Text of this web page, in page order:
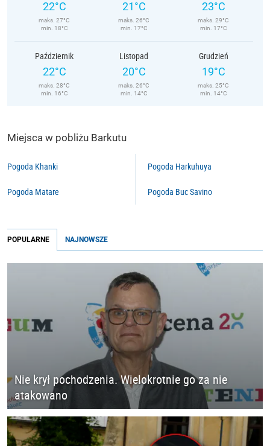
22°C
maks. 27°C
min. 18°C
21°C
maks. 26°C
min. 17°C
23°C
maks. 29°C
min. 17°C
Październik
22°C
maks. 28°C
min. 16°C
Listopad
20°C
maks. 26°C
min. 14°C
Grudzień
19°C
maks. 25°C
min. 14°C
Miejsca w pobliżu Barkutu
Pogoda Khanki
Pogoda Matare
Pogoda Harkuhuya
Pogoda Buc Savino
POPULARNE NAJNOWSZE
Nie krył pochodzenia. Wielokrotnie go za nie
atakowano